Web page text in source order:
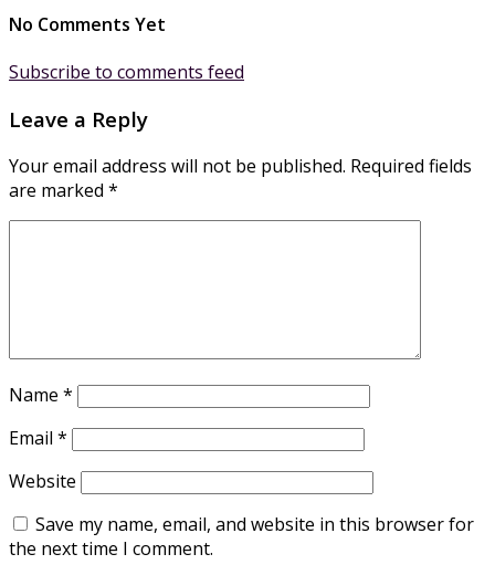
No Comments Yet
Subscribe to comments feed
Leave a Reply
Your email address will not be published. Required fields
are marked *
Name *
Email *
Website
Save my name, email, and website in this browser for
the next time I comment.